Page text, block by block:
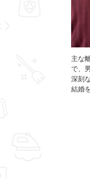
主な
で、
深刻
結婚